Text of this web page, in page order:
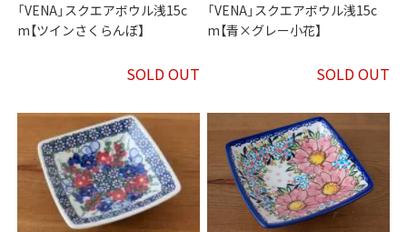
「VENA」スクエアボウル浅15c
m【ツインさくらんぼ】
SOLD OUT
「VENA」スクエアボウル浅15c
m【青×グレー小花】
SOLD OUT